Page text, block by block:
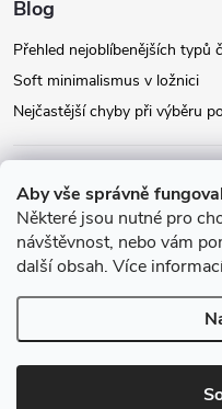
Aby vše správně
Některé jsou nutné pro
návštěvnost, nebo vám
další obsah. Více
Blog
Přehled nejoblíbenějších typů
Soft minimalismus v ložnici
Nejčastější chyby při výběru
Instagram
Copyright 2026Relax-